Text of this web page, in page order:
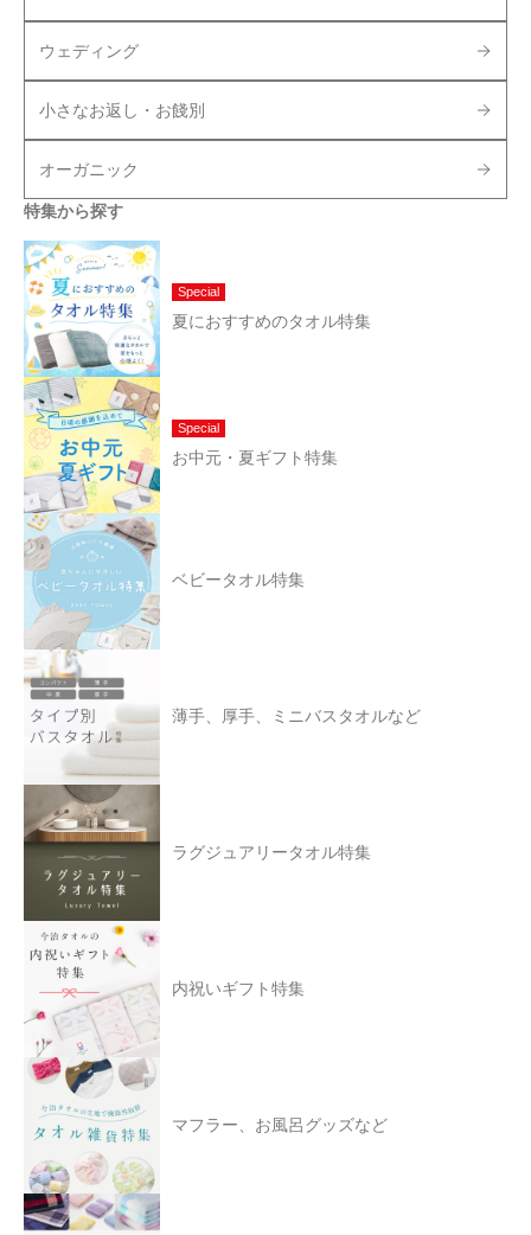
ウェディング
小さなお返し・お餞別
オーガニック
特集から探す
Special
夏におすすめのタオル特集
Special
お中元・夏ギフト特集
ベビータオル特集
薄手、厚手、ミニバスタオルなど
ラグジュアリータオル特集
内祝いギフト特集
マフラー、お風呂グッズなど